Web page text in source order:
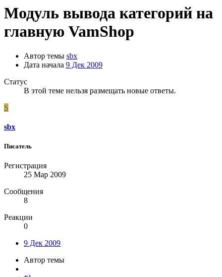
Модуль вывода категорий на
главную VamShop
Автор темы sbx
Дата начала 9 Дек 2009
Статус
В этой теме нельзя размещать новые ответы.
S
sbx
Писатель
Регистрация
25 Мар 2009
Сообщения
8
Реакции
0
9 Дек 2009
Автор темы